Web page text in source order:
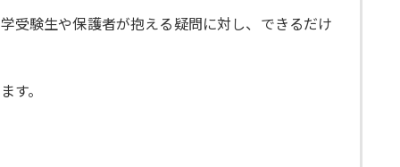
受験生や保護者が抱える疑問に対し、できるだけ
す。